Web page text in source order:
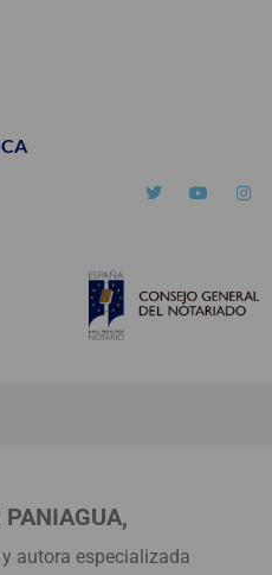
PANIAGUA,
autora especializada